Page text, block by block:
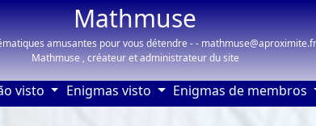
Mathmuse
amusantes pour vous détendre - - mathmuse@aproximite.fr
Mathmuse , créateur et administrateur du site
visto Enigmas visto Enigmas de membros